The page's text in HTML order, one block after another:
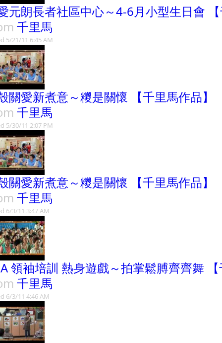
元朗長者社區中心～4-6月小型生日會
千里馬
5/21/11 6:45 AM
關愛新煮意～糭是關懷 【千里馬作品】
千里馬
5/30/11 2:07 PM
關愛新煮意～糭是關懷 【千里馬作品】
千里馬
6/3/11 3:47 AM
領袖培訓 熱身遊戲～拍掌鬆膊齊齊舞
千里馬
6/3/11 4:46 AM